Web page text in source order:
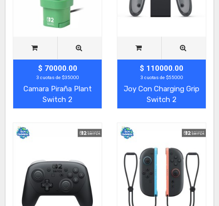
$ 70000.00
3 cuotas de $35000
Camara Piraña Plant
Switch 2
$ 110000.00
3 cuotas de $55000
Joy Con Charging Grip
Switch 2